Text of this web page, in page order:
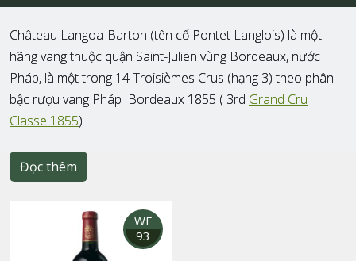
Château Langoa-Barton (tên cổ Pontet Langlois) là một
hãng vang thuộc quận Saint-Julien vùng Bordeaux, nước
Pháp, là một trong 14 Troisièmes Crus (hạng 3) theo phân
bậc rượu vang Pháp Bordeaux 1855 ( 3rd Grand Cru
Classe 1855)
Đọc thêm
WE
93